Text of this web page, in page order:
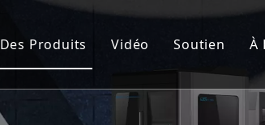
Des Produits
Machine de fabrication de
Positionnement de la couverture
Vidéo
Soutien
Service
FAQ
À